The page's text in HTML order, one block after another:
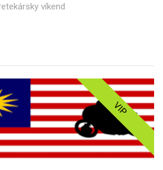
víkend
VIP